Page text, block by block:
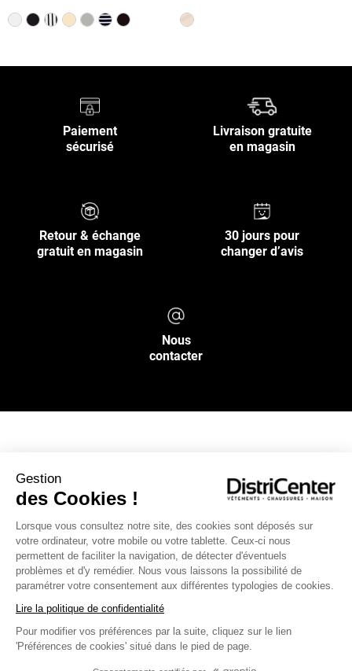
Gestion
des Cookies !
Lorsque vous consultez notre site, des cookies sont déposés sur
votre ordinateur, votre mobile ou votre tablette. Ceux-ci nous
permettent de faciliter la navigation, de détecter d'éventuels
problèmes et d'y remédier. Nous vous laissons la possibilité de
paramétrer votre consentement aux différentes typologies de cookies.
Lire la politique de confidentialité
Pour modifier vos préférences par la suite, cliquez sur le lien
'Préférences de cookies' situé dans le pied de page.
Paiement
sécurisé
Livraison gratuite
en magasin
Retour & échange
gratuit en magasin
30 jours pour
changer d’avis
Nous
contacter
INFOS PRATIQUES
L’ENSEIGNE DISTRICENTER
Suivez-nous
Moyens de paiement